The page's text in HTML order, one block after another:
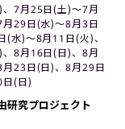
7月25日(土)〜7月
29日(水)〜8月3日
(水)〜8月11日(火)、
8月16日(日)、8月
23日(日)、8月29日
(日)
研究プロジェクト